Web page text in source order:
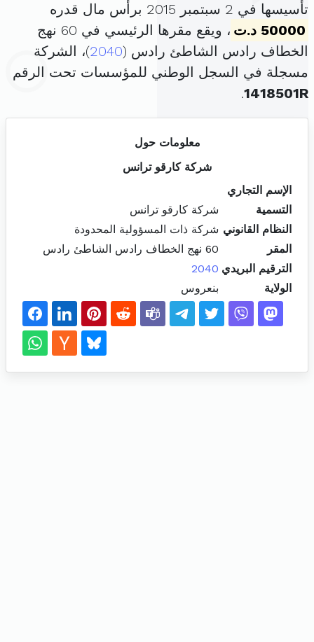
تأسيسها في 2 سبتمبر 2015 برأس مال قدره
50000 د.ت
، ويقع مقرها الرئيسي في 60 نهج
الخطاف رادس الشاطئ رادس (2040)، الشركة
مسجلة في السجل الوطني للمؤسسات تحت الرقم
1418501R
.
معلومات حول
شركة كارقو ترانس
الإسم التجاري
التسمية
شركة كارقو ترانس
النظام القانوني شركة ذات المسؤولية المحدودة
المقر
60 نهج الخطاف رادس الشاطئ رادس
الترقيم البريدي 2040
الولاية
بنعروس